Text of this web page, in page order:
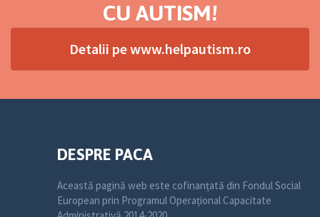
CU AUTISM!
Detalii pe www.helpautism.ro
DESPRE PACA
Această pagină web este cofinanțată din Fondul Social
European prin Programul Operațional Capacitate